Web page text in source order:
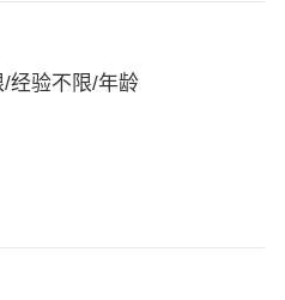
经验不限/年龄